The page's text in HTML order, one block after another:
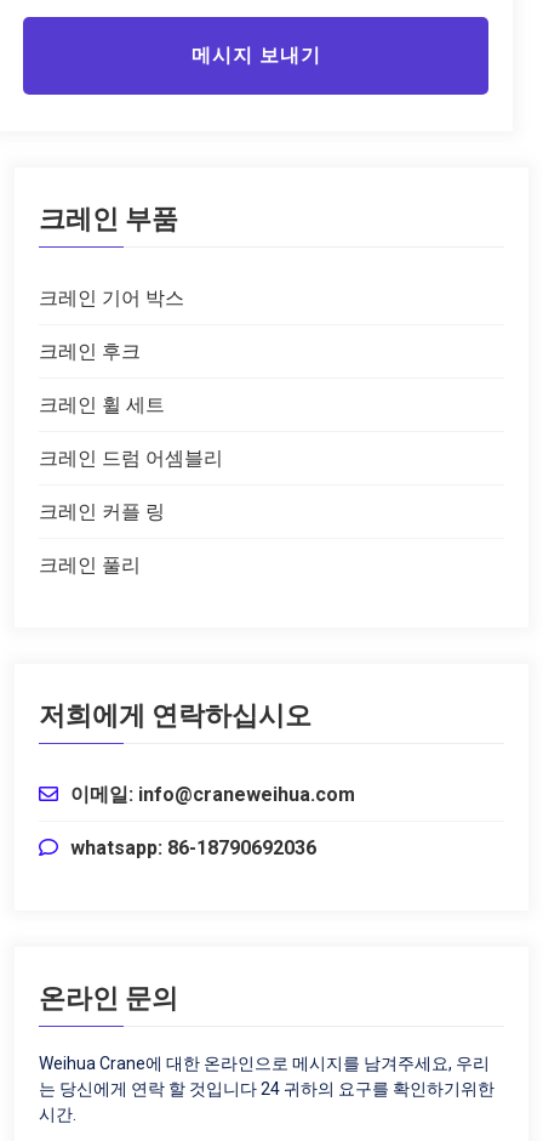
메시지 보내기
크레인 부품
크레인 기어 박스
크레인 후크
크레인 휠 세트
크레인 드럼 어셈블리
크레인 커플 링
크레인 풀리
저희에게 연락하십시오
이메일: info@craneweihua.com
whatsapp: 86-18790692036
온라인 문의
Weihua Crane에 대한 온라인으로 메시지를 남겨주세요, 우리
는 당신에게 연락 할 것입니다 24 귀하의 요구를 확인하기위한
시간.